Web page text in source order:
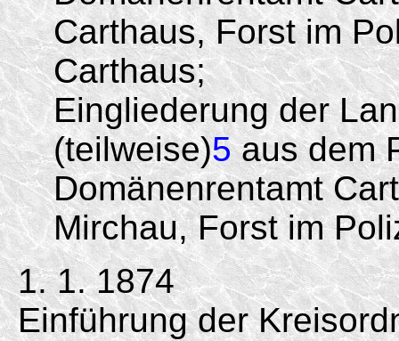
Carthaus, Forst im
Carthaus;
Eingliederung der
(teilweise)5aus dem
Domänenrentamt
Mirchau, Forst im
1. 1. 1874
Einführung der